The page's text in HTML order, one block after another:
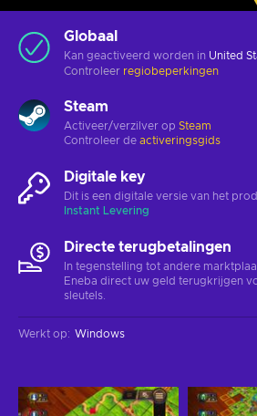
Globaal
Kan geactiveerd worden in United
Controleer regiobeperkingen
Steam
Activeer/verzilver op Steam
Controleer de activeringsgids
Digitale key
Dit is een digitale versie van het
Instant Levering
Directe terugbetalingen
In tegenstelling tot andere
Eneba direct uw geld terugkrijgen
sleutels.
Werkt op: Windows